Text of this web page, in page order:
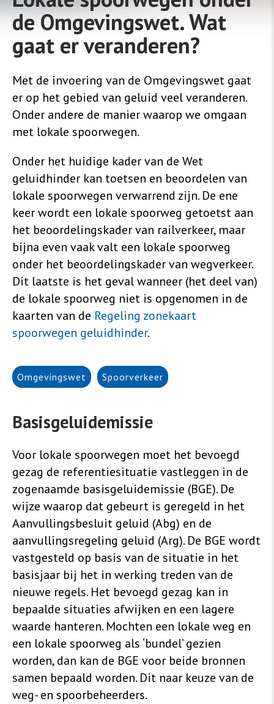
de Omgevingswet. Wat
gaat er veranderen?
Met de invoering van de Omgevingswet gaat
er op het gebied van geluid veel veranderen.
Onder andere de manier waarop we omgaan
met lokale spoorwegen.
Onder het huidige kader van de Wet
geluidhinder kan toetsen en beoordelen van
lokale spoorwegen verwarrend zijn. De ene
keer wordt een lokale spoorweg getoetst aan
het beoordelingskader van railverkeer, maar
bijna even vaak valt een lokale spoorweg
onder het beoordelingskader van wegverkeer.
Dit laatste is het geval wanneer (het deel van)
de lokale spoorweg niet is opgenomen in de
kaarten van de Regeling zonekaart
spoorwegen geluidhinder.
Omgevingswet Spoorverkeer
Basisgeluidemissie
Voor lokale spoorwegen moet het bevoegd
gezag de referentiesituatie vastleggen in de
zogenaamde basisgeluidemissie (BGE). De
wijze waarop dat gebeurt is geregeld in het
Aanvullingsbesluit geluid (Abg) en de
aanvullingsregeling geluid (Arg). De BGE wordt
vastgesteld op basis van de situatie in het
basisjaar bij het in werking treden van de
nieuwe regels. Het bevoegd gezag kan in
bepaalde situaties afwijken en een lagere
waarde hanteren. Mochten een lokale weg en
een lokale spoorweg als ‘bundel’ gezien
worden, dan kan de BGE voor beide bronnen
samen bepaald worden. Dit naar keuze van de
weg- en spoorbeheerders.